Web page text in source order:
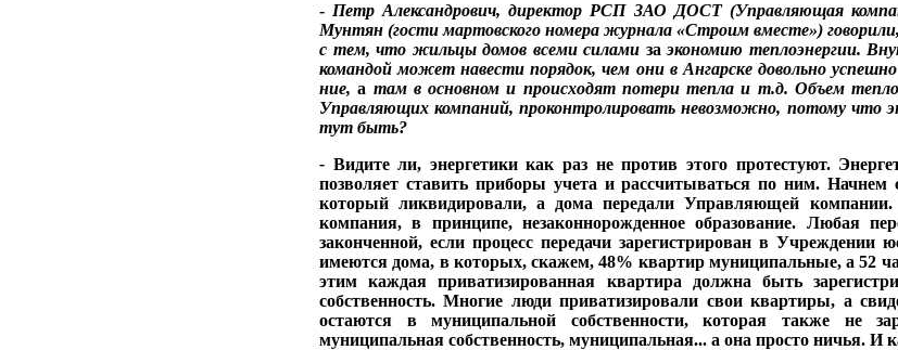
- Петр Александрович, директор РСП ЗАО ДOCT(Управляющая ком­
Мунтян (гости мартовского номе­ра журнала «Строим вме­сте»)
с тем, что жильцы домов всеми си­лами заэкономию теплоэнергии.
командой можетнавести порядок, чем они в Ангарске довольно ус­
ние,а там в основном и происходят потери тепла и т.д. Объем
Управляю­щих компаний, проконтролировать невозможно, потому что
тут быть?
- Видите ли, энергетики как раз не против этого протестуют.
позволяет ставить приборы учета и рассчиты­ваться по ним.
который ликвиди­ровали, а дома передали Управляющей
компания, в принци­пе, незаконнорожденное образование. Любая
законченной, ес­ли процесс передачи заре­гистрирован в
имеются до­ма, в которых, скажем, 48% квартир муниципальные, а 52
этим каждая приватизированная квартира должна быть
собственность. Многие люди приватизиро­вали свои квартиры, а
остаются в муниципальной собственности, которая также не
муниципальная собствен­ность, муниципальная... а она просто ничья. И